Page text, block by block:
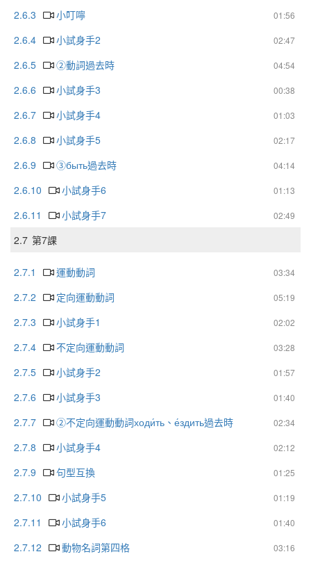
2.6.3 01:56
小叮嚀
2.6.4
02:47
小試身手2
2.6.5
04:54
②動詞過去時
2.6.6
00:38
小試身手3
2.6.7
01:03
小試身手4
2.6.8
02:17
小試身手5
2.6.9
04:14
③быть過去時
2.6.10
01:13
小試身手6
2.6.11
02:49
小試身手7
2.7 第7課
2.7.1 03:34
運動動詞
2.7.2
05:19
定向運動動詞
2.7.3
02:02
小試身手1
2.7.4
03:28
不定向運動動詞
2.7.5
01:57
小試身手2
2.7.6
01:40
小試身手3
2.7.7
02:34
②不定向運動動詞ходи́ть、е́здить過去時
2.7.8
02:12
小試身手4
2.7.9
01:25
句型互換
2.7.10
01:19
小試身手5
2.7.11
01:40
小試身手6
2.7.12
03:16
動物名詞第四格